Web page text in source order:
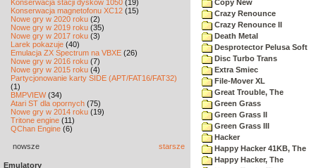
Konserwacja stacji dysków 1050 (19)
Konserwacja magnetofonu XC12 (15)
Nowe gry w 2020 roku (2)
Nowe gry w 2019 roku (35)
Nowe gry w 2017 roku (3)
Larek pokazuje (40)
Emulacja ZX Spectrum na VBXE (26)
Nowe gry w 2016 roku (7)
Nowe gry w 2015 roku (4)
Partycjonowanie karty SIDE (APT/FAT16/FAT32)
(1)
BMPVIEW(34)
Atari ST dla opornych (75)
Nowe gry w 2014 roku (19)
Tritone engine (11)
QChan Engine (6)
nowsze starsze
Emulatory
Copy New
Crazy Renounce
Crazy Renounce II
Death Metal
Desprotector Pelusa Soft
Disc Turbo Trans
Extra Smiec
File-Mover XL
Great Trouble, The
Green Grass
Green Grass II
Green Grass III
Hacker
Happy Hacker 41KB, The
Happy Hacker, The